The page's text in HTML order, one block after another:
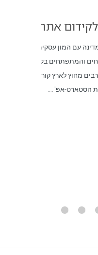
אתרים
עם המון עסקים
והמתפתחים בקצב
מחוץ לארץ קוראים
הסטארט-אפ".…